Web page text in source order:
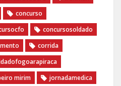
concurso
concursosoldado
corrida
mirim
jornadamedica